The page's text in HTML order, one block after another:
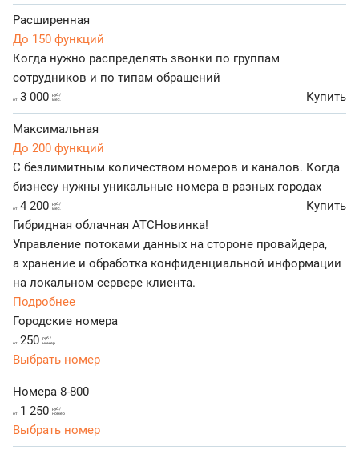
Расширенная
До 150 функций
Когда нужно распределять звонки по группам
сотрудников и по типам обращений
от3 000
руб./
мес.
Купить
Максимальная
До 200 функций
С безлимитным количеством номеров и каналов. Когда
бизнесу нужны уникальные номера в разных городах
от4 200
руб./
мес.
Купить
Гибридная облачная АТСНовинка!
Управление потоками данных на стороне провайдера,
а хранение и обработка конфиденциальной информации
на локальном сервере клиента.
Подробнее
Городские номера
от250
руб./
номер
Выбрать номер
Номера 8-800
от1 250
руб./
номер
Выбрать номер